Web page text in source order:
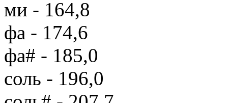
ми - 164,8
фа - 174,6
фа# - 185,0
соль - 196,0